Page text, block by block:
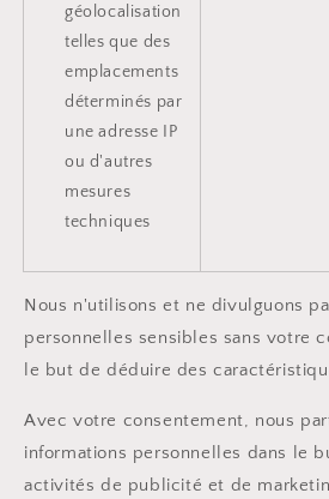
géolocalisation
telles que des
emplacements
déterminés par
une adresse IP
ou d'autres
mesures
techniques
Nous n'utilisons et ne divulguons
personnelles sensibles sans votre
le but de déduire des
Avec votre consentement, nous
informations personnelles dans le
activités de publicité et de